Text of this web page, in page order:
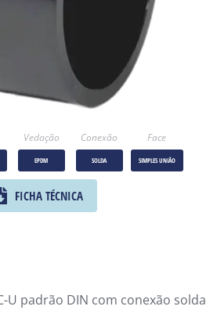
Vedação Conexão Face
EPDM SOLDA SIMPLES UNIÃO
FICHA TÉCNICA
U padrão DIN com conexão solda